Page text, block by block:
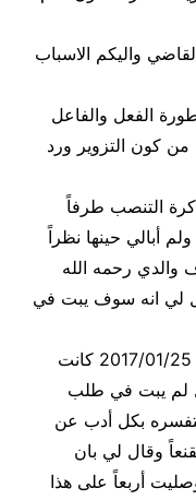
واليكم الاسباب
الفعل والفاعل
29 على الرغم من كون التزوير ورد
يوم 2016/11/16 بمذكرة التنصب طرفاً
أبالي حينها نظراً
والدي رحمه الله
لي انه سوف يبت في
ولما حضرت الى جانب الضحايا يوم 2017/01/25 كانت
لم يبت في طلب
بكل أدب عن
وقال لي بان
أربعاً على هذا